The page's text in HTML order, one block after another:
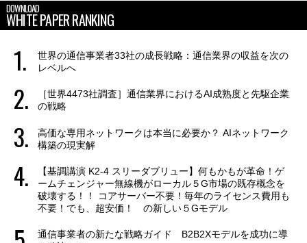
DOWNLOAD
WHITE PAPER RANKING
世界の通信事業者33社の成長戦略：通信業界の収益を次の
レベルへ
［世界4473社調査］通信業界におけるAI成熟度と先駆企業
の戦略
高価な専用ネットワークは本当に必要か？ AIネットワーク
構築の現実解
【基調講演 K2-4 スリーダブリュー】何もかもが革命！ゲ
ームチェンジャー無線機がローカル５G市場の既存概念を
破壊する！！ コアサーバー不要！毎年のライセンス費用も
不要！でも、超安価！ の新しい５Gモデル
通信事業者の新たな戦略ガイド B2B2Xモデルを成功に導